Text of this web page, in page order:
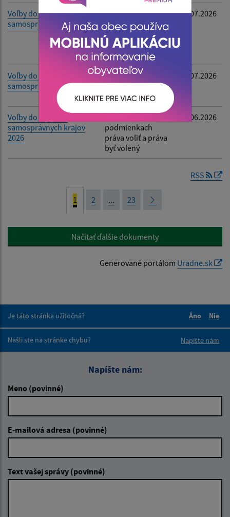
Voľby do orgánov
samosprávy obcí
Oznámenie o
utvorení
volebných
obvodov a určení
počtu poslancov
02.07.2026
Voľby do orgánov
samosprávy obcí 2026
Oznámenie o
určení počtu
obyvateľov
02.07.2026
Voľby do orgánov
samosprávnych krajov
2026
podmienkach
práva voliť a práva
byť volený
24.06.2026
RSS
1 2 ... 23
Načítať ďalšie dokumenty
Generované portálom Uradne.sk
Je táto stránka užitočná?
Áno
Nie
Našli ste na stránke chybu?
Napíšte nám
Napíšte nám:
Meno (povinné)
E-mailová adresa (povinné)
Text vašej správy (povinné)